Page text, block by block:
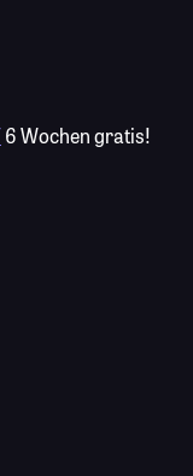
6 Wochen gratis!